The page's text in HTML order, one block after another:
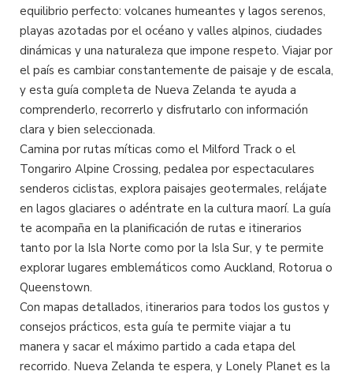
equilibrio perfecto: volcanes humeantes y lagos serenos,
playas azotadas por el océano y valles alpinos, ciudades
dinámicas y una naturaleza que impone respeto. Viajar por
el país es cambiar constantemente de paisaje y de escala,
y esta guía completa de Nueva Zelanda te ayuda a
comprenderlo, recorrerlo y disfrutarlo con información
clara y bien seleccionada.
Camina por rutas míticas como el Milford Track o el
Tongariro Alpine Crossing, pedalea por espectaculares
senderos ciclistas, explora paisajes geotermales, relájate
en lagos glaciares o adéntrate en la cultura maorí. La guía
te acompaña en la planificación de rutas e itinerarios
tanto por la Isla Norte como por la Isla Sur, y te permite
explorar lugares emblemáticos como Auckland, Rotorua o
Queenstown.
Con mapas detallados, itinerarios para todos los gustos y
consejos prácticos, esta guía te permite viajar a tu
manera y sacar el máximo partido a cada etapa del
recorrido. Nueva Zelanda te espera, y Lonely Planet es la